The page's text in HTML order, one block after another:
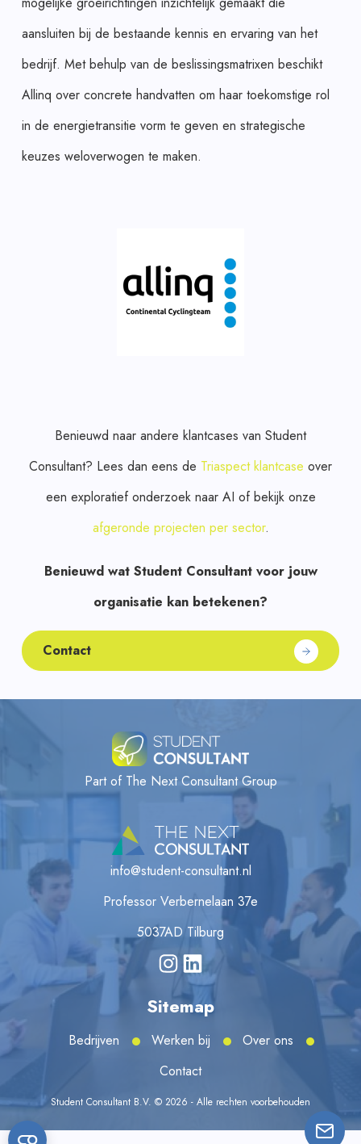
aansluiten bij de bestaande kennis en ervaring van het
bedrijf. Met behulp van de beslissingsmatrixen beschikt
Allinq over concrete handvatten om haar toekomstige rol
in de energietransitie vorm te geven en strategische
keuzes weloverwogen te maken.
Benieuwd naar andere klantcases van Student
Consultant? Lees dan eens de Triaspect klantcase over
een exploratief onderzoek naar AI of bekijk onze
afgeronde projecten per sector.
Benieuwd wat Student Consultant voor jouw
organisatie kan betekenen?
Contact
Part of The Next Consultant Group
info@student-consultant.nl
Professor Verbernelaan 37e
5037AD Tilburg
Sitemap
Bedrijven Werken bij
Over ons
Contact
Student Consultant B.V. © 2026 - Alle rechten voorbehouden